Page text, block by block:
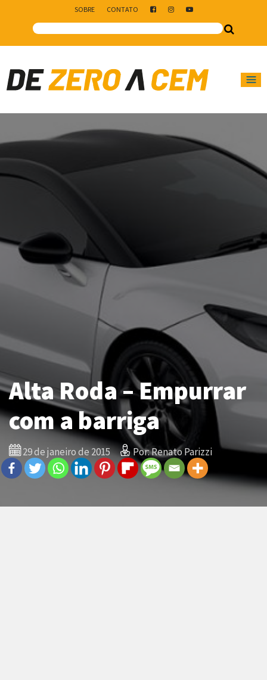
SOBRE CONTATO
Main Navigation
Alta Roda – Empurrar
com a barriga
29 de janeiro de 2015 Por: Renato Parizzi